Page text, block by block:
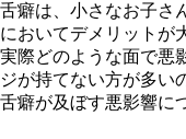
舌癖は、小さなお子さ
においてデメリットが
実際どのような面で悪
ジが持てない方が多い
舌癖が及ぼす悪影響に